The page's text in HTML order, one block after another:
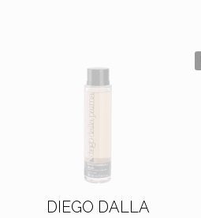
DIEGO DALLA